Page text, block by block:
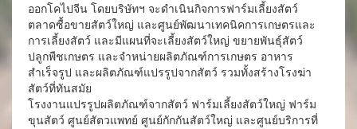
ออกโคไปจีน โดยบริษัทฯ จะดำเนินกิจการฟาร์มเลี้ยงสัตว์
ตลาดซื้อขายสัตว์ใหญ่ และศูนย์พัฒนาเทคนิคการเกษตรและ
การเลี้ยงสัตว์ และมีแผนที่จะเลี้ยงสัตว์ใหญ่ ขยายพันธุ์สัตว์
ปลูกพืชเกษตร และจำหน่ายผลิตภัณฑ์การเกษตร อาหาร
สำเร็จรูป และผลิตภัณฑ์แปรรูปจากสัตว์ รวมทั้งสร้างโรงฆ่า
สัตว์ที่ทันสมัย
โรงงานแปรรูปผลิตภัณฑ์จากสัตว์ ฟาร์มเลี้ยงสัตว์ใหญ่ ฟาร์ม
ขุนสัตว์ ศูนย์สัตวแพทย์ ศูนย์กักกันสัตว์ใหญ่ และศูนย์บริการที่